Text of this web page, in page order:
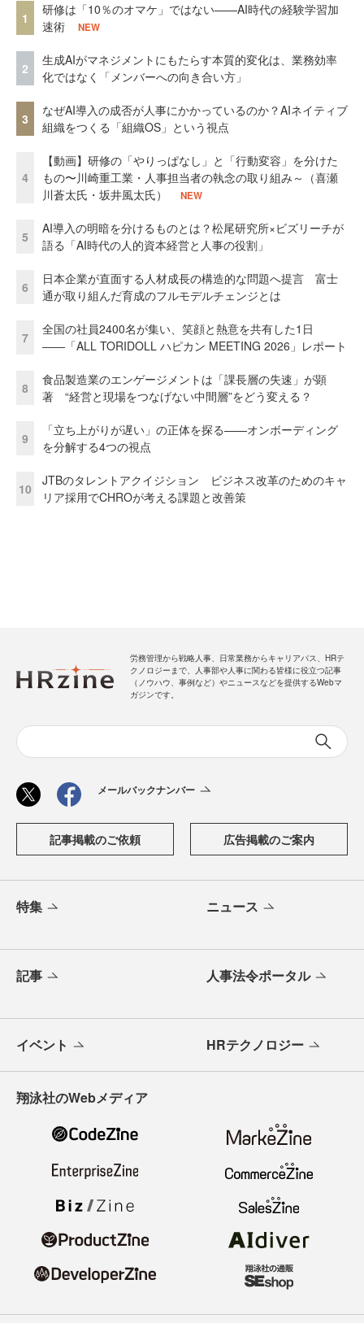
1
研修は「10％のオマケ」ではない——AI時代の経験学習加
速術
NEW
2
生成AIがマネジメントにもたらす本質的変化は、業務効率
化ではなく「メンバーへの向き合い方」
3
なぜAI導入の成否が人事にかかっているのか？AIネイティブ
組織をつくる「組織OS」という視点
4
【動画】研修の「やりっぱなし」と「行動変容」を分けた
もの〜川崎重工業・人事担当者の執念の取り組み～（喜瀬
川蒼太氏・坂井風太氏）
NEW
5
AI導入の明暗を分けるものとは？松尾研究所×ビズリーチが
語る「AI時代の人的資本経営と人事の役割」
6
日本企業が直面する人材成長の構造的な問題へ提言 富士
通が取り組んだ育成のフルモデルチェンジとは
7
全国の社員2400名が集い、笑顔と熱意を共有した1日
――「ALL TORIDOLL ハピカン MEETING 2026」レポート
8
食品製造業のエンゲージメントは「課長層の失速」が顕
著 “経営と現場をつなげない中間層”をどう変える？
9
「立ち上がりが遅い」の正体を探る——オンボーディング
を分解する4つの視点
10
JTBのタレントアクイジション ビジネス改革のためのキャ
リア採用でCHROが考える課題と改善策
労務管理から戦略人事、日常業務からキャリアパス、HRテ
クノロジーまで、人事部や人事に関わる皆様に役立つ記事
（ノウハウ、事例など）やニュースなどを提供するWebマ
ガジンです。
メールバックナンバー
記事掲載のご依頼 広告掲載のご案内
特集 ニュース
記事 人事法令ポータル
イベント HRテクノロジー
翔泳社のWebメディア